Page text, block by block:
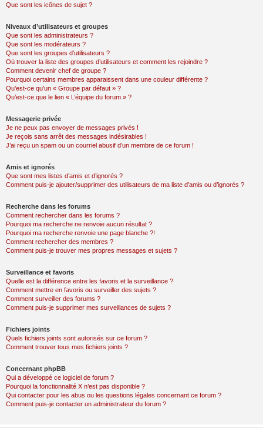
Que sont les icônes de sujet ?
Niveaux d’utilisateurs et groupes
Que sont les administrateurs ?
Que sont les modérateurs ?
Que sont les groupes d’utilisateurs ?
Où trouver la liste des groupes d’utilisateurs et comment les rejoindre ?
Comment devenir chef de groupe ?
Pourquoi certains membres apparaissent dans une couleur différente ?
Qu’est-ce qu’un « Groupe par défaut » ?
Qu’est-ce que le lien « L’équipe du forum » ?
Messagerie privée
Je ne peux pas envoyer de messages privés !
Je reçois sans arrêt des messages indésirables !
J’ai reçu un spam ou un courriel abusif d’un membre de ce forum !
Amis et ignorés
Que sont mes listes d’amis et d’ignorés ?
Comment puis-je ajouter/supprimer des utilisateurs de ma liste d’amis ou d’ignorés ?
Recherche dans les forums
Comment rechercher dans les forums ?
Pourquoi ma recherche ne renvoie aucun résultat ?
Pourquoi ma recherche renvoie une page blanche ?!
Comment rechercher des membres ?
Comment puis-je trouver mes propres messages et sujets ?
Surveillance et favoris
Quelle est la différence entre les favoris et la surveillance ?
Comment mettre en favoris ou surveiller des sujets ?
Comment surveiller des forums ?
Comment puis-je supprimer mes surveillances de sujets ?
Fichiers joints
Quels fichiers joints sont autorisés sur ce forum ?
Comment trouver tous mes fichiers joints ?
Concernant phpBB
Qui a développé ce logiciel de forum ?
Pourquoi la fonctionnalité X n’est pas disponible ?
Qui contacter pour les abus ou les questions légales concernant ce forum ?
Comment puis-je contacter un administrateur du forum ?